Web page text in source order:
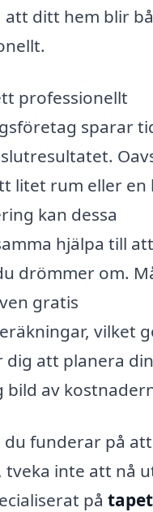
att ditt hem blir
professionellt
sparar
litet rum eller en
kan dessa
hjälpa till
drömmer om.
gratis
vilket
dig att planera
bild av
du funderar på
tveka inte att nå
på